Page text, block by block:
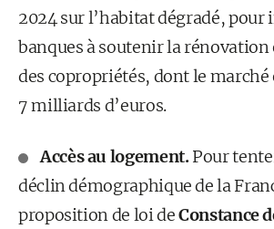
2024 sur l’habitat dégradé, pour
banques à soutenir la
des copropriétés, dont le marché
7 milliards d’euros.
Accès au logement.Pour
déclin démographique de la
proposition de loi deConstance